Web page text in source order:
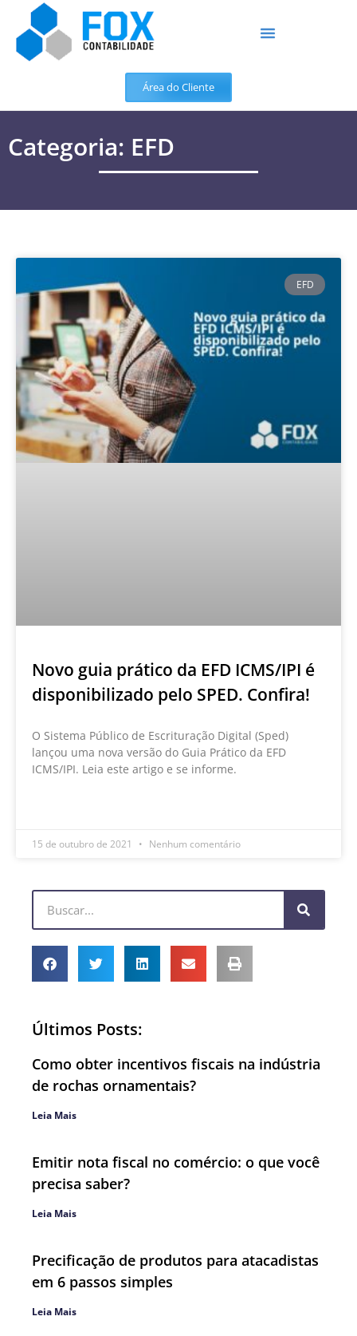
Área do Cliente
Categoria: EFD
EFD
Novo guia prático da EFD ICMS/IPI é
disponibilizado pelo SPED. Confira!
O Sistema Público de Escrituração Digital (Sped)
lançou uma nova versão do Guia Prático da EFD
ICMS/IPI. Leia este artigo e se informe.
15 de outubro de 2021 Nenhum comentário
Últimos Posts:
Como obter incentivos fiscais na indústria
de rochas ornamentais?
Leia Mais
Emitir nota fiscal no comércio: o que você
precisa saber?
Leia Mais
Precificação de produtos para atacadistas
em 6 passos simples
Leia Mais